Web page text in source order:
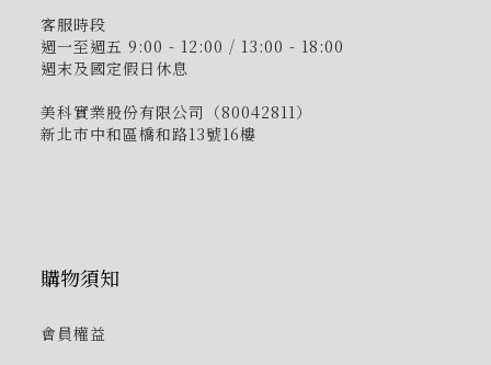
客服時段
週一至週五 9:00 - 12:00 / 13:00 - 18:00
週末及國定假日休息
美科實業股份有限公司（80042811）
新北市中和區橋和路13號16樓
購物須知
會員權益